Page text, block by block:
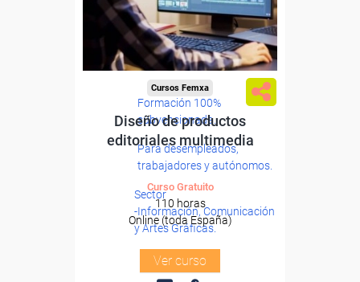
Formación 100%
subvencionada.
Para desempleados,
trabajadores y autónomos.
Sector
-Información, Comunicación
y Artes Gráficas.
Cursos Femxa
Diseño de productos
editoriales multimedia
Curso Gratuito
110 horas
Online (toda España)
Ver curso